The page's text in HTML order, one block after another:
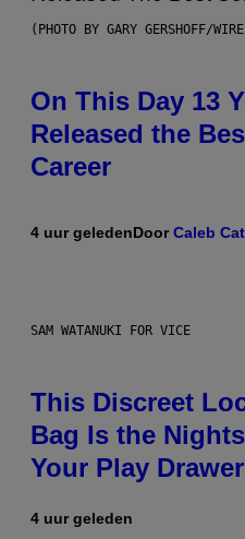
(PHOTO BY GARY GERSHOFF/
On This Day 13
Released the
Career
4 uur geledenDoorCaleb
SAM WATANUKI FOR VICE
This Discreet
Bag Is the
Your Play
4 uur geleden